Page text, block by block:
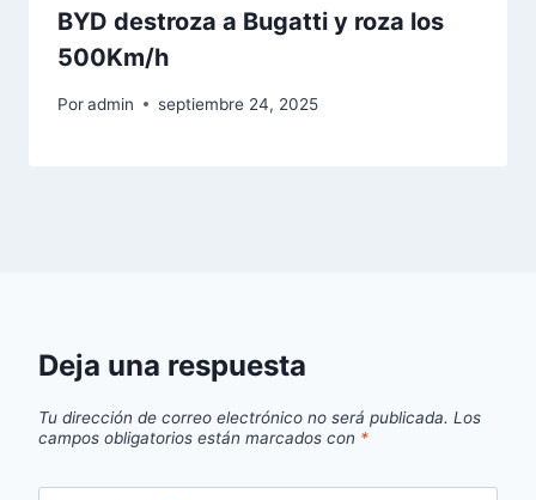
BYD destroza a Bugatti y roza los
500Km/h
Poradmin septiembre 24, 2025
Deja una respuesta
Tu dirección de correo electrónico no será publicada. Los
campos obligatorios están marcados con *